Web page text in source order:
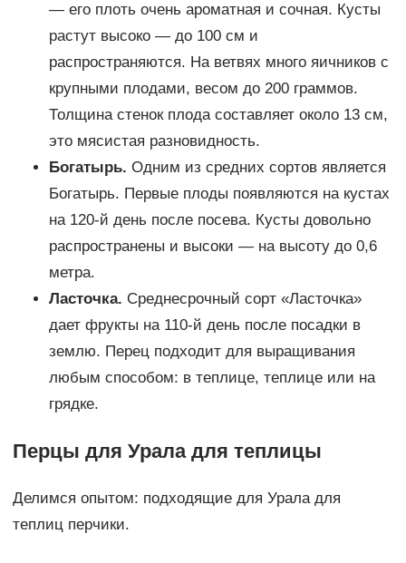
— его плоть очень ароматная и сочная. Кусты
растут высоко — до 100 см и
распространяются. На ветвях много яичников с
крупными плодами, весом до 200 граммов.
Толщина стенок плода составляет около 13 см,
это мясистая разновидность.
Богатырь. Одним из средних сортов является
Богатырь. Первые плоды появляются на кустах
на 120-й день после посева. Кусты довольно
распространены и высоки — на высоту до 0,6
метра.
Ласточка. Среднесрочный сорт «Ласточка»
дает фрукты на 110-й день после посадки в
землю. Перец подходит для выращивания
любым способом: в теплице, теплице или на
грядке.
Перцы для Урала для теплицы
Делимся опытом: подходящие для Урала для
теплиц перчики.